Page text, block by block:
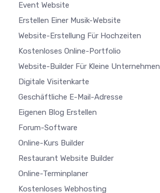
Event Website
Erstellen Einer Musik-Website
Website-Erstellung Für Hochzeiten
Kostenloses Online-Portfolio
Website-Builder Für Kleine Unternehmen
Digitale Visitenkarte
Geschäftliche E-Mail-Adresse
Eigenen Blog Erstellen
Forum-Software
Online-Kurs Builder
Restaurant Website Builder
Online-Terminplaner
Kostenloses Webhosting